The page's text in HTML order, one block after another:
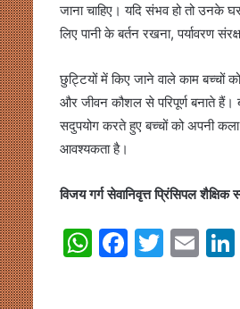
जाना चाहिए। यदि संभव हो तो उनके
लिए पानी के बर्तन रखना, पर्यावरण
छुट्टियों में किए जाने वाले काम
और जीवन कौशल से परिपूर्ण बनाते हैं।
सदुपयोग करते हुए बच्चों को अपनी
आवश्यकता है।
विजय गर्ग सेवानिवृत्त प्रिंसिपल
W F
T
E
संग्रहालय में होगा प्रथम
का भव्य आयोजन
चानू
महिला
जूनियर
एशिया
कप
2026
की
खाईदम